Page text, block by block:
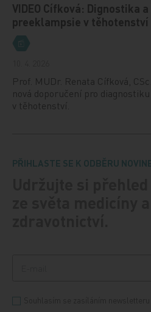
VIDEO Cífková: Dignostika
preeklampsie v těhotenství
Prof. MUDr. Renata Cífková,
nová doporučení pro
v těhotenství.
PŘIHLASTE SE K ODBĚRU